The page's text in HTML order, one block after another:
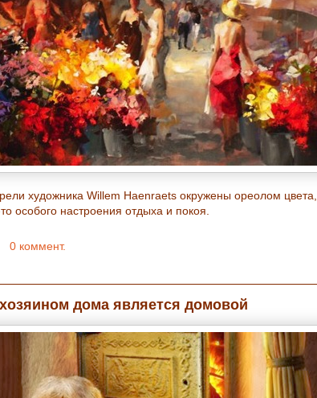
художника Willem Haenraets окружены ореолом цвета,
то особого настроения отдыха и покоя.
0 коммент.
дома является домовой